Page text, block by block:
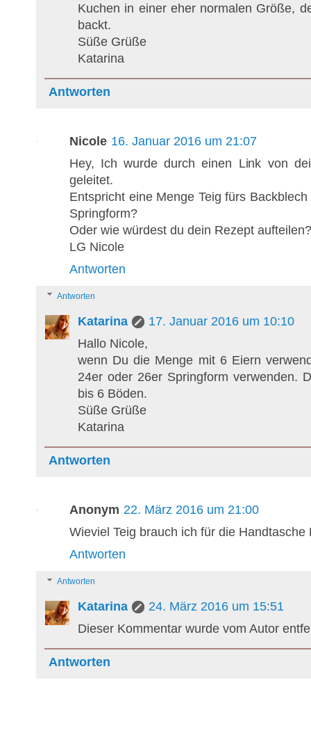
Kuchen in einer eher normalen Größe,
backt.
Süße Grüße
Katarina
Antworten
Nicole 16. Januar 2016 um 21:07
Hey, Ich wurde durch einen Link von
geleitet.
Entspricht eine Menge Teig fürs
Springform?
Oder wie würdest du dein Rezept aufteilen?
LG Nicole
Antworten
Antworten
Katarina
17. Januar 2016 um 10:10
Hallo Nicole,
wenn Du die Menge mit 6 Eiern
24er oder 26er Springform verwenden.
bis 6 Böden.
Süße Grüße
Katarina
Antworten
Anonym 22. März 2016 um 21:00
Wieviel Teig brauch ich für die Handtasche
Antworten
Antworten
Katarina
24. März 2016 um 15:51
Dieser Kommentar wurde vom Autor
Antworten